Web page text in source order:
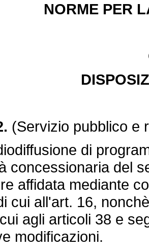
NORME PER
(Servizio pubblico e
di
concessionaria del
affidata mediante
cui all'art. 16,
agli articoli 38 e
modificazioni.